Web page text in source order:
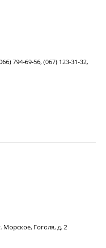
794-69-56, (067) 123-31-32,
Морское, Гоголя, д. 2